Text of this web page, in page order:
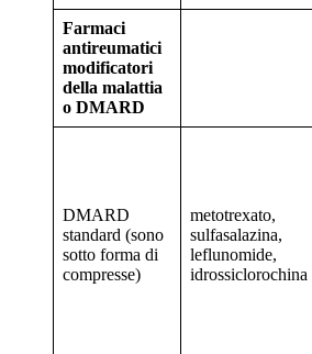
Farmaci
antireumatici
modificatori
della malattia
o DMARD
DMARD
standard (sono
sotto forma di
compresse)
metotrexato,
sulfasalazina,
leflunomide,
idrossiclorochina